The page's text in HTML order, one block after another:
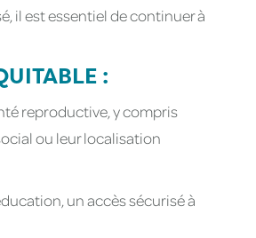
il est essentiel de continuer à
:
reproductive, y compris
ou leur localisation
un accès sécurisé à